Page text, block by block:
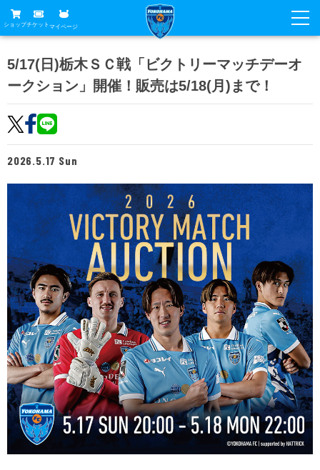
ショップチケット マイページ
グッズ
ホームタウン
トップチーム
メディア
試合
アカデミー
試合
試合日程
チケット
チケットガイド
席種・価格表
チケット購入方法
販売スケジュール
ニッパツシート
Buy Ticket Here
チーム
選手・スタッフ
スケジュール
練習見学について
観戦ガイド
横浜FC観戦ガイド
試合会場アクセス
観戦ルール・マナー
クラブ
クラブ概要
フリ丸のページ
ヒストリー
サステナビリティ
ホームタウン活動
横浜FCスポーツクラブ
ニッパツ横浜FCシーガルズ
ファン
横浜FC公式オンラインショップ
クラブメンバー
スタータークラブ
スペシャルコンテンツ
オリジナルビール
アカデミー
育成ビジョン
試合日程・結果
アカデミー選手
アカデミースタッフ
フェニックスクラブ
パートナー
パートナー一覧
あしながドリーム基金
お問い合わせ
お問い合わせ
5/17(日)栃木ＳＣ戦「ビクトリーマッチデーオ
ークション」開催！販売は5/18(月)まで！
2026.5.17 Sun